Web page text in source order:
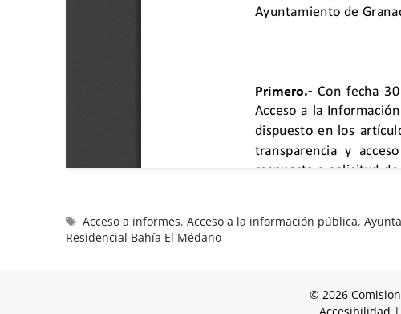
Acceso a informes,Acceso a la información pública,
Residencial Bahía El Médano
© 2026